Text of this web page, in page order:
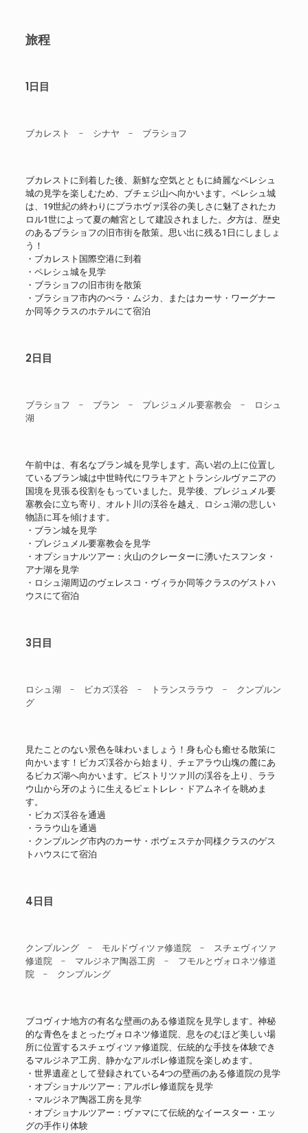
旅程
1日目
ブカレスト - シナヤ - ブラショフ
ブカレストに到着した後、新鮮な空気とともに綺麗なペレシュ
城の見学を楽しむため、ブチェジ山へ向かいます。ペレシュ城
は、19世紀の終わりにプラホヴァ渓谷の美しさに魅了されたカ
ロル1世によって夏の離宮として建設されました。夕方は、歴史
のあるブラショフの旧市街を散策。思い出に残る1日にしましょ
う！
・ブカレスト国際空港に到着
・ペレシュ城を見学
・ブラショフの旧市街を散策
・ブラショフ市内のべラ・ムジカ、またはカーサ・ワーグナー
か同等クラスのホテルにて宿泊
2日目
ブラショフ - ブラン - プレジュメル要塞教会 - ロシュ
湖
午前中は、有名なブラン城を見学します。高い岩の上に位置し
ているブラン城は中世時代にワラキアとトランシルヴァニアの
国境を見張る役割をもっていました。見学後、プレジュメル要
塞教会に立ち寄り、オルト川の渓谷を越え、ロシュ湖の悲しい
物語に耳を傾けます。
・ブラン城を見学
・プレジュメル要塞教会を見学
・オプショナルツアー：火山のクレーターに湧いたスフンタ・
アナ湖を見学
・ロシュ湖周辺のヴェレスコ・ヴィラか同等クラスのゲストハ
ウスにて宿泊
3日目
ロシュ湖 - ビカズ渓谷 - トランスララウ - クンプルン
グ
見たことのない景色を味わいましょう！身も心も癒せる散策に
向かいます！ビカズ渓谷から始まり、チェアラウ山塊の麓にあ
るビカズ湖へ向かいます。ビストリツァ川の渓谷を上り、ララ
ウ山から牙のように生えるピェトレレ・ドアムネイを眺めま
す。
・ビカズ渓谷を通過
・ララウ山を通過
・クンプルング市内のカーサ・ポヴェステか同様クラスのゲス
トハウスにて宿泊
4日目
クンプルング - モルドヴィツァ修道院 - スチェヴィツァ
修道院 - マルジネア陶器工房 - フモルとヴォロネツ修道
院 - クンプルング
ブコヴィナ地方の有名な壁画のある修道院を見学します。神秘
的な青色をまとったヴォロネツ修道院、息をのむほど美しい場
所に位置するスチェヴィツァ修道院、伝統的な手技を体験でき
るマルジネア工房、静かなアルボレ修道院を楽しめます。
・世界遺産として登録されている4つの壁画のある修道院の見学
・オプショナルツアー：アルボレ修道院を見学
・マルジネア陶器工房を見学
・オプショナルツアー：ヴァマにて伝統的なイースター・エッ
グの手作り体験